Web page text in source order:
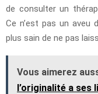
de consulter un
Ce n’est pas un aveu
plus sain de ne pas
Vous aimerez
l’originalité a ses